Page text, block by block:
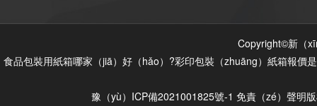
Copyright©新（
食品包裝用紙箱哪家（jiā）好（hǎo）?彩印包裝（zhuāng）紙箱報價
豫（yù）ICP備2021001825號-1 免責（zé）聲明